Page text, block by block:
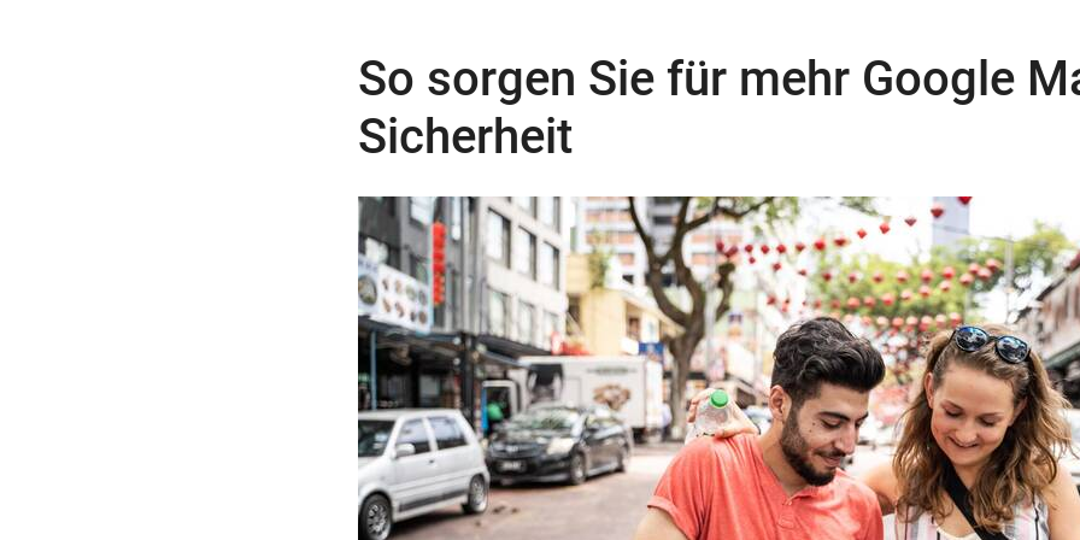
So sorgen Sie für mehr Google
Sicherheit